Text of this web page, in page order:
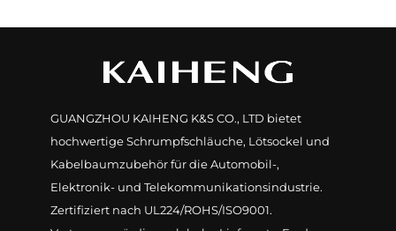
GUANGZHOU KAIHENG K&S CO., LTD bietet
hochwertige Schrumpfschläuche, Lötsockel und
Kabelbaumzubehör für die Automobil-,
Elektronik- und Telekommunikationsindustrie.
Zertifiziert nach UL224/ROHS/ISO9001.